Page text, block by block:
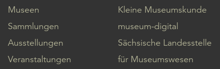
Museen
Sammlungen
Ausstellungen
Veranstaltungen
Kleine Museumskunde
museum-digital
Sächsische Landesstelle
für Museumswesen